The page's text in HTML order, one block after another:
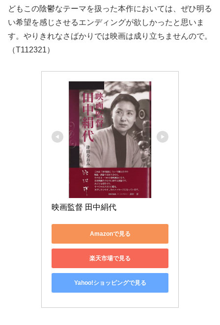
どもこの陰鬱なテーマを扱った本作においては、ぜひ明る
い希望を感じさせるエンディングが欲しかったと思いま
す。やりきれなさばかりでは映画は成り立ちませんので。
（T112321）
映画監督 田中絹代
Amazonで見る
楽天市場で見る
Yahoo!ショッピングで見る